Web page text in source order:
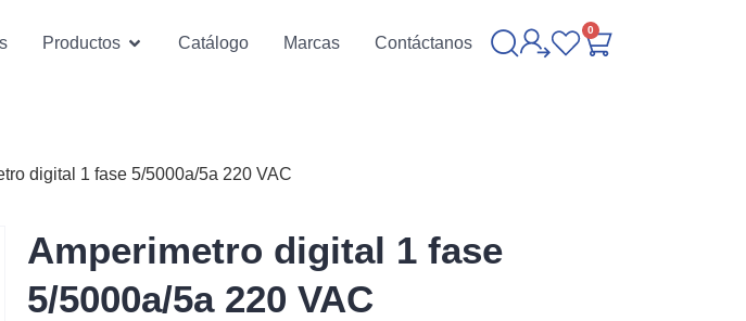
Productos Catálogo Marcas Contáctanos
0
digital 1 fase 5/5000a/5a 220 VAC
Amperimetro digital 1 fase
5/5000a/5a 220 VAC